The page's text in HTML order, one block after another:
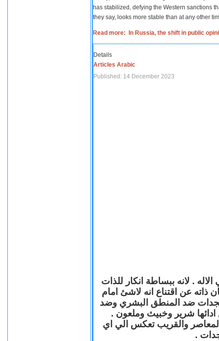
has stabilized, defying the Western sanctions
they say, looks more stable than at any other
Read more: In Russia, the shift in public
Details
Articles Arabic
Published: 14 December 2023
. لانه ببساطة انكار للذات
ذاته عن اقتناع انه لاشئ امام
ضد المنطق البشري وضد
ادائها شرير وخبيث وملعون .
المعاصر والقريب تعكس الي اي
.